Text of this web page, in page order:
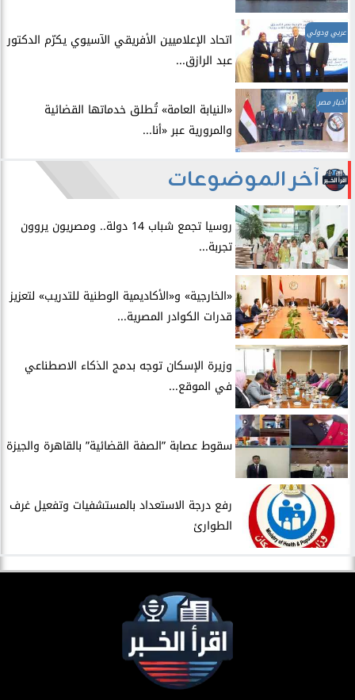
عربي ودولي
اتحاد الإعلاميين الأفريقي الآسيوي يكرّم الدكتور
عبد الرازق...
أخبار مصر
​«النيابة العامة» تُطلق خدماتها القضائية
والمرورية عبر «أنا...
آخر الموضوعات
روسيا تجمع شباب 14 دولة.. ومصريون يروون
تجربة...
​«الخارجية» و«الأكاديمية الوطنية للتدريب» لتعزيز
قدرات الكوادر المصرية...
​وزيرة الإسكان توجه بدمج الذكاء الاصطناعي
في الموقع...
سقوط عصابة ”الصفة القضائية” بالقاهرة والجيزة
​رفع درجة الاستعداد بالمستشفيات وتفعيل غرف
الطوارئ